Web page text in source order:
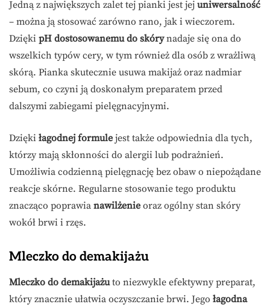
Jedną z największych zalet tej pianki jest jej uniwersalność
– można ją stosować zarówno rano, jak i wieczorem.
Dzięki pH dostosowanemu do skórynadaje się ona do
wszelkich typów cery, w tym również dla osób z wrażliwą
skórą. Pianka skutecznie usuwa makijaż oraz nadmiar
sebum, co czyni ją doskonałym preparatem przed
dalszymi zabiegami pielęgnacyjnymi.
Dzięki łagodnej formule jest także odpowiednia dla tych,
którzy mają skłonności do alergii lub podrażnień.
Umożliwia codzienną pielęgnację bez obaw o niepożądane
reakcje skórne. Regularne stosowanie tego produktu
znacząco poprawia nawilżenie oraz ogólny stan skóry
wokół brwi i rzęs.
Mleczko do demakijażu
Mleczko do demakijażuto niezwykle efektywny preparat,
który znacznie ułatwia oczyszczanie brwi. Jego łagodna